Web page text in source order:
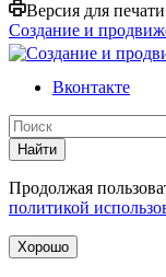
Версия для печати
Создание и
Вконтакте
Найти
Продолжая
политикой
Хорошо